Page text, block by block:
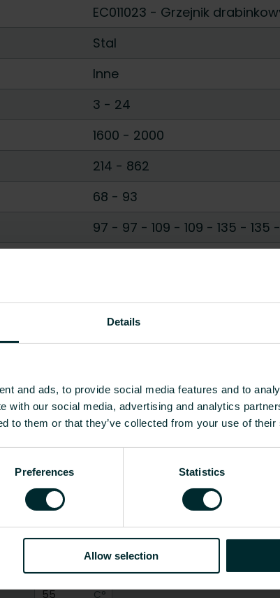
Details
and ads, to provide social media features and to
with our social media, advertising and analytics
to them or that they’ve collected from your use of
Preferences Statistics
Allow selection
EC011023 - Grzejnik
Stal
Inne
3 - 24
1600 - 2000
214 - 862
68 - 93
97 - 97 - 109 - 109 - 135 - 135
Pokaż wszystko